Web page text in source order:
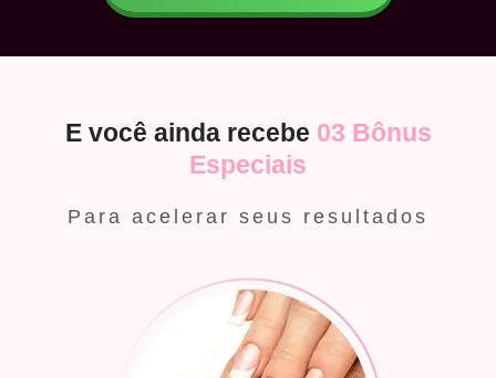
E você ainda recebe 03 Bônus
Especiais
Para acelerar seus resultados